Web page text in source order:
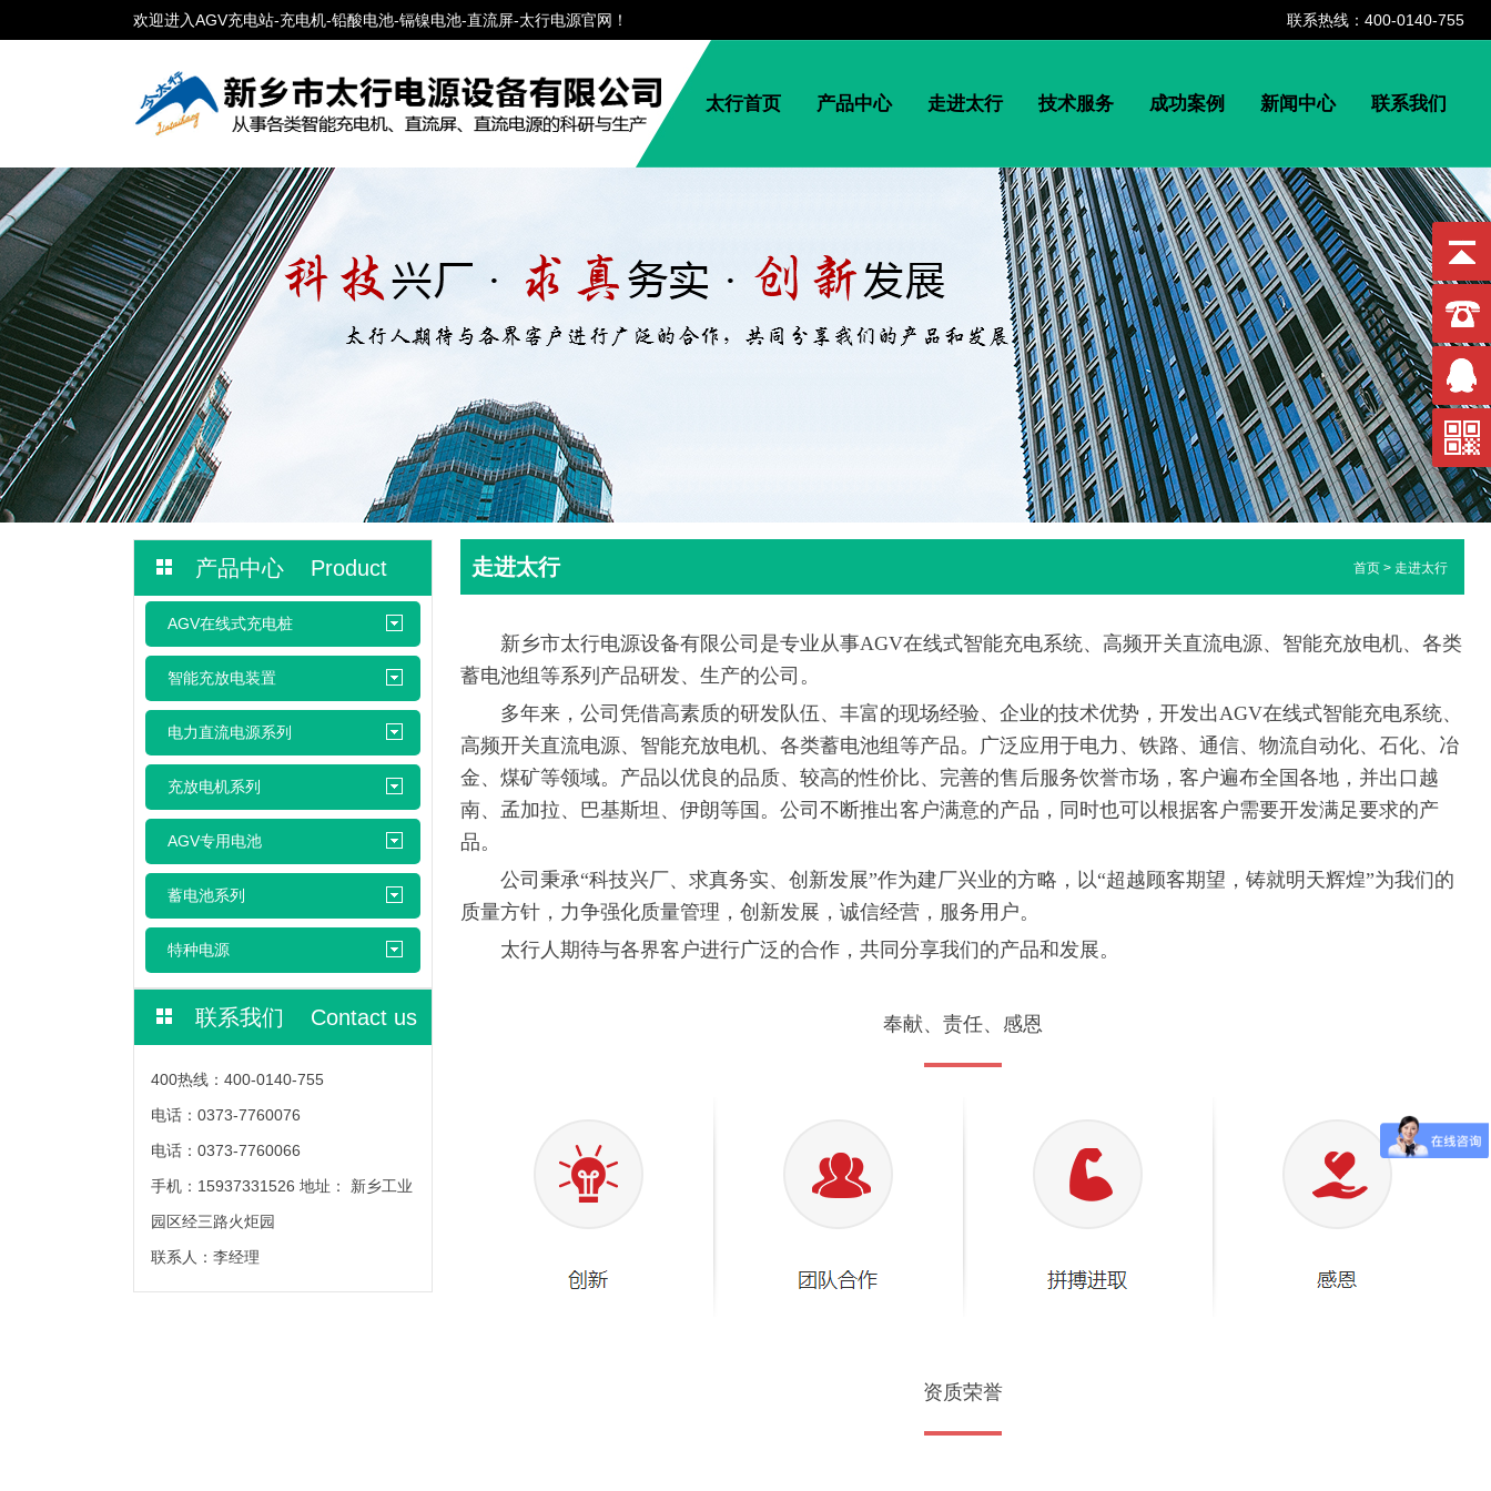
欢迎进入AGV充电站-充电机-铅酸电池-镉镍电池-直流屏-太行电源官网！ 联系热线：400-0140-755
太行首页 产品中心 走进太行 技术服务 成功案例 新闻中心 联系我们
产品中心 Product
AGV在线式充电桩
智能充放电装置
电力直流电源系列
充放电机系列
AGV专用电池
蓄电池系列
特种电源
联系我们 Contact us
400热线：400-0140-755
电话：0373-7760076
电话：0373-7760066
手机：15937331526 地址： 新乡工业
园区经三路火炬园
联系人：李经理
走进太行 首页 > 走进太行
新乡市太行电源设备有限公司是专业从事AGV在线式智能充电系统、高频开关直流电源、智能充放电机、各类
蓄电池组等系列产品研发、生产的公司。
多年来，公司凭借高素质的研发队伍、丰富的现场经验、企业的技术优势，开发出AGV在线式智能充电系统、
高频开关直流电源、智能充放电机、各类蓄电池组等产品。广泛应用于电力、铁路、通信、物流自动化、石化、冶
金、煤矿等领域。产品以优良的品质、较高的性价比、完善的售后服务饮誉市场，客户遍布全国各地，并出口越
南、孟加拉、巴基斯坦、伊朗等国。公司不断推出客户满意的产品，同时也可以根据客户需要开发满足要求的产
品。
公司秉承“科技兴厂、求真务实、创新发展”作为建厂兴业的方略，以“超越顾客期望，铸就明天辉煌”为我们的
质量方针，力争强化质量管理，创新发展，诚信经营，服务用户。
太行人期待与各界客户进行广泛的合作，共同分享我们的产品和发展。
奉献、责任、感恩
资质荣誉